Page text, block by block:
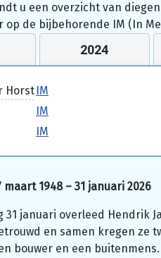
u een overzicht van
de bijbehorende IM (In
2024
Horst IM
IM
IM
1948 – 31 januari 2026
31 januari overleed Hendrik
en samen kregen ze
bouwer en een